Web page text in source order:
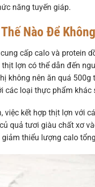
năng tuyến giáp.
Nào Để
cấp calo và protein
lợn có thể dẫn đến
không nên ăn quá
các loại thực phẩm khác
việc kết hợp thịt lợn với
quả tươi giàu chất xơ
thiểu lượng calo